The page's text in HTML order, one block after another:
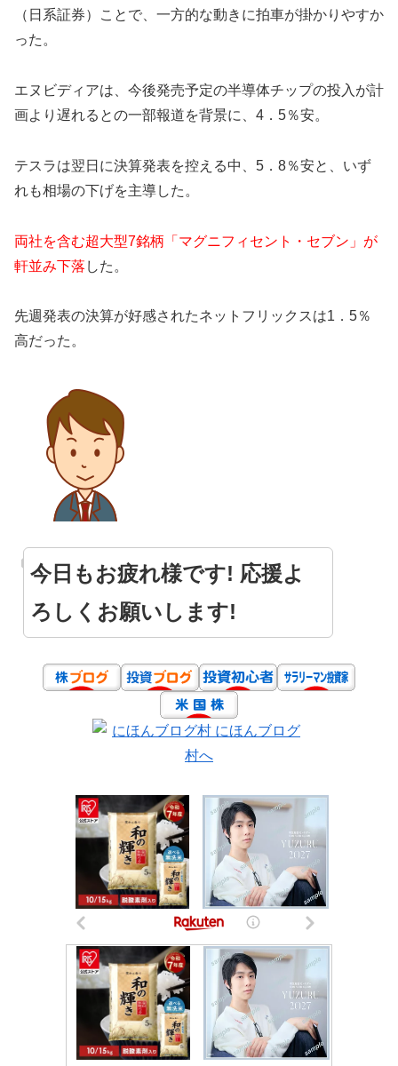
（日系証券）ことで、一方的な動きに拍車が掛かりやすか
った。
エヌビディアは、今後発売予定の半導体チップの投入が計
画より遅れるとの一部報道を背景に、4．5％安。
テスラは翌日に決算発表を控える中、5．8％安と、いず
れも相場の下げを主導した。
両社を含む超大型7銘柄「マグニフィセント・セブン」が
軒並み下落 した。
先週発表の決算が好感されたネットフリックスは1．5％
高だった。
今日もお疲れ様です! 応援よ
ろしくお願いします!